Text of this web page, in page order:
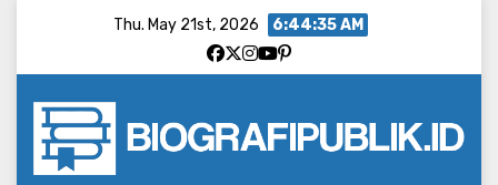
content
Thu. May 21st, 2026 6:44:36 AM